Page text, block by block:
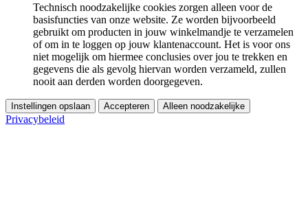
Technisch noodzakelijke cookies zorgen alleen voor de
basisfuncties van onze website. Ze worden bijvoorbeeld
gebruikt om producten in jouw winkelmandje te verzamelen
of om in te loggen op jouw klantenaccount. Het is voor ons
niet mogelijk om hiermee conclusies over jou te trekken en
gegevens die als gevolg hiervan worden verzameld, zullen
nooit aan derden worden doorgegeven.
Instellingen opslaan Accepteren Alleen noodzakelijke
Privacybeleid